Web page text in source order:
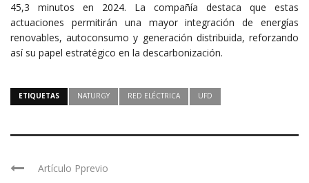
45,3 minutos en 2024. La compañía destaca que estas
actuaciones permitirán una mayor integración de energías
renovables, autoconsumo y generación distribuida, reforzando
así su papel estratégico en la descarbonización.
ETIQUETAS NATURGY RED ELÉCTRICA UFD
Artículo Pprevio